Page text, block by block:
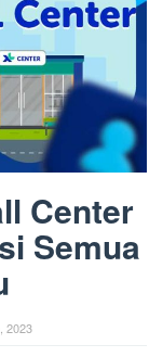
Center
Semua
2023